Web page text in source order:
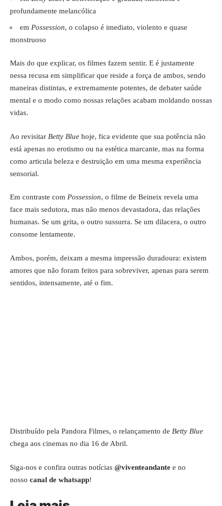
profundamente melancólica
em Possession, o colapso é imediato, violento e quase
monstruoso
Mais do que explicar, os filmes fazem sentir. E é justamente
nessa recusa em simplificar que reside a força de ambos, sendo
maneiras distintas, e extremamente potentes, de debater saúde
mental e o modo como nossas relações acabam moldando nossas
vidas.
Ao revisitar Betty Blue hoje, fica evidente que sua potência não
está apenas no erotismo ou na estética marcante, mas na forma
como articula beleza e destruição em uma mesma experiência
sensorial.
Em contraste com Possession, o filme de Beineix revela uma
face mais sedutora, mas não menos devastadora, das relações
humanas. Se um grita, o outro sussurra. Se um dilacera, o outro
consome lentamente.
Ambos, porém, deixam a mesma impressão duradoura: existem
amores que não foram feitos para sobreviver, apenas para serem
sentidos, intensamente, até o fim.
Distribuído pela Pandora Filmes, o relançamento de Betty Blue
chega aos cinemas no dia 16 de Abril.
Siga-nos e confira outras notícias @viventeandante e no
nosso canal de whatsapp!